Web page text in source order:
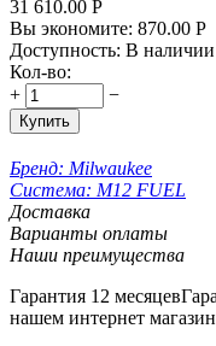
31 610.00 Р
Вы экономите: 870.00 Р
Доступность: В наличии
Кол-во:
+
−
Купить
Бренд: Milwaukee
Система: М12 FUEL
Доставка
Варианты оплаты
Наши преимущества
Гарантия 12 месяцев
нашем интернет